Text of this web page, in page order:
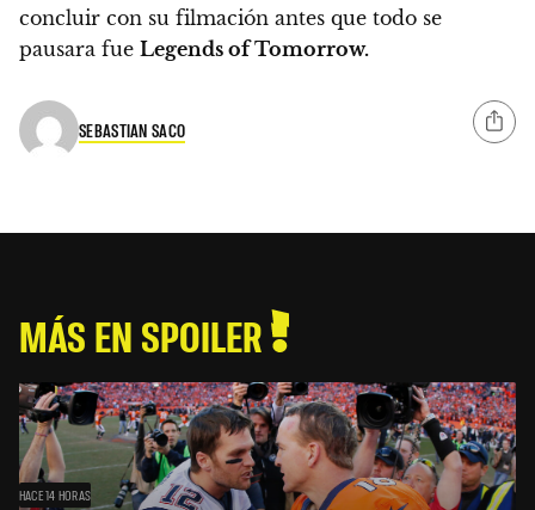
concluir con su filmación antes que todo se
pausara fue Legends of Tomorrow.
SEBASTIAN SACO
MÁS EN SPOILER
HACE 14 HORAS